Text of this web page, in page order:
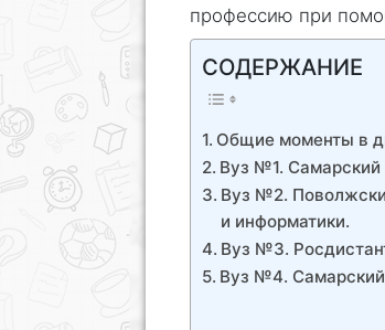
профессию при
СОДЕРЖАНИЕ
Общие моменты в
Вуз №1. Самарский
Вуз №2.
и информатики.
Вуз №3.
Вуз №4. Самарский